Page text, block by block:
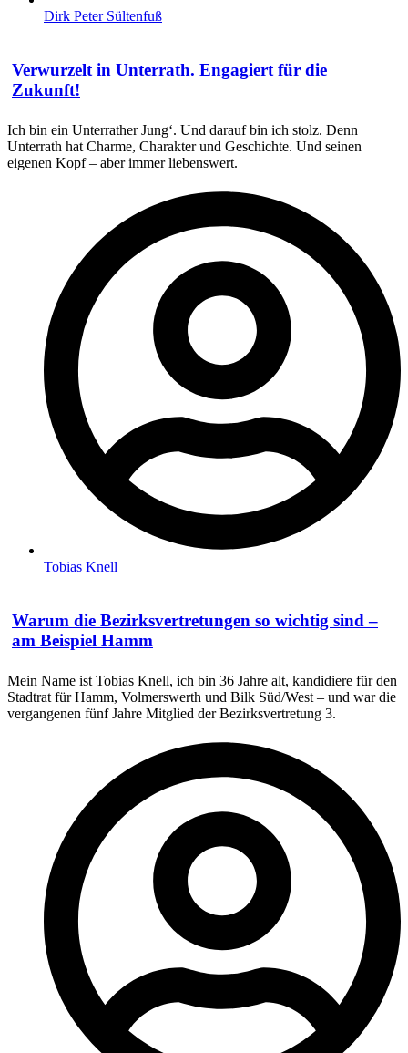
Dirk Peter Sültenfuß
Verwurzelt in Unterrath. Engagiert für die
Zukunft!
Ich bin ein Unterrather Jung‘. Und darauf bin ich stolz. Denn
Unterrath hat Charme, Charakter und Geschichte. Und seinen
eigenen Kopf – aber immer liebenswert.
Tobias Knell
Warum die Bezirksvertretungen so wichtig sind –
am Beispiel Hamm
Mein Name ist Tobias Knell, ich bin 36 Jahre alt, kandidiere für den
Stadtrat für Hamm, Volmerswerth und Bilk Süd/West – und war die
vergangenen fünf Jahre Mitglied der Bezirksvertretung 3.